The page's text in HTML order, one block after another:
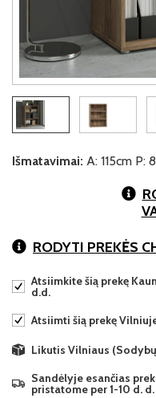
Išmatavimai: A: 115cm P:
RODYTI PREKĖS
Atsiimkite šią prekę
d.d.
Atsiimti šią prekę
Likutis Vilniaus
Sandėlyje esančias
pristatome per 1-10 d. d.